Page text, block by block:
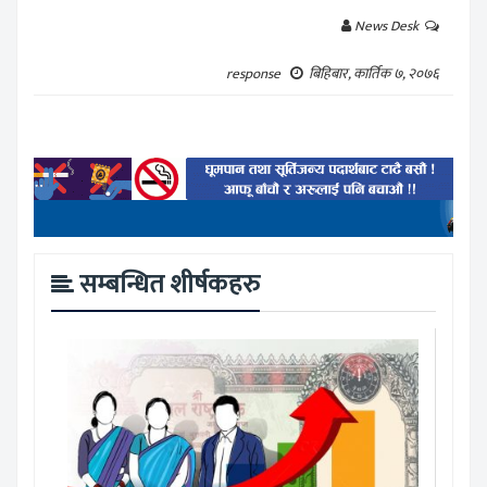
News Desk
response
बिहिबार, कार्तिक ७, २०७६
सम्बन्धित शीर्षकहरु